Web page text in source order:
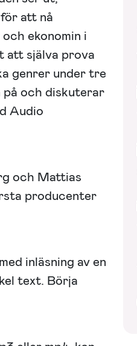
att nå
ekonomin i
att själva prova
genrer under tre
på och diskuterar
Audio
och Mattias
producenter
inläsning av en
text. Börja